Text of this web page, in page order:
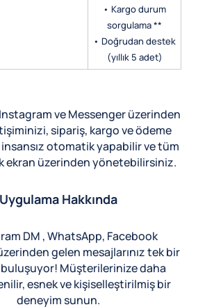
• Kargo durum
sorgulama **
• Doğrudan destek
(yıllık 5 adet)
ve Messenger üzerinden
sipariş, kargo ve ödeme
otomatik yapabilir ve tüm
ekran üzerinden yönetebilirsiniz.
Uygulama Hakkında
DM , WhatsApp, Facebook
gelen mesajlarınız tek bir
Müşterilerinize daha
esnek ve kişiselleştirilmiş bir
deneyim sunun.